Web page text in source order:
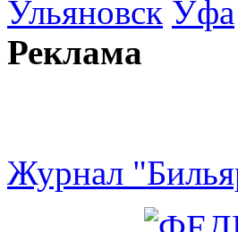
Ульяновск Уфа
Реклама
Журнал